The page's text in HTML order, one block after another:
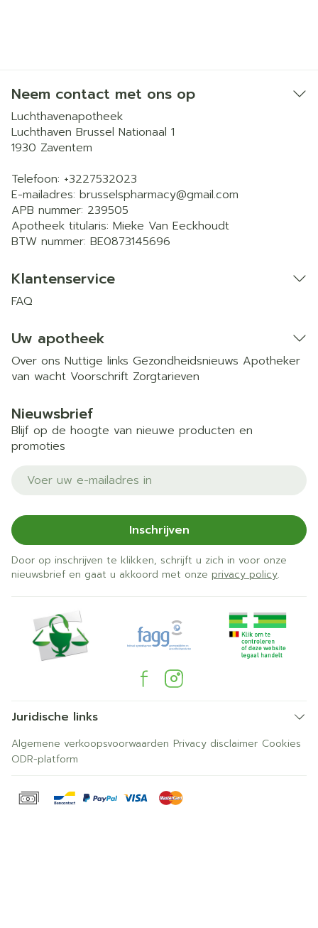
Neem contact met ons op
Luchthavenapotheek
Luchthaven Brussel Nationaal 1
1930 Zaventem
Telefoon: +3227532023
E-mailadres: brusselspharmacy@gmail.com
APB nummer: 239505
Apotheek titularis: Mieke Van Eeckhoudt
BTW nummer: BE0873145696
Klantenservice
FAQ
Uw apotheek
Over ons Nuttige links Gezondheidsnieuws Apotheker
van wacht Voorschrift Zorgtarieven
Nieuwsbrief
Blijf op de hoogte van nieuwe producten en
promoties
E-mail adres
Inschrijven
Door op inschrijven te klikken, schrijft u zich in voor onze
nieuwsbrief en gaat u akkoord met onze privacy policy.
Juridische links
Algemene verkoopsvoorwaarden Privacy disclaimer Cookies
ODR-platform